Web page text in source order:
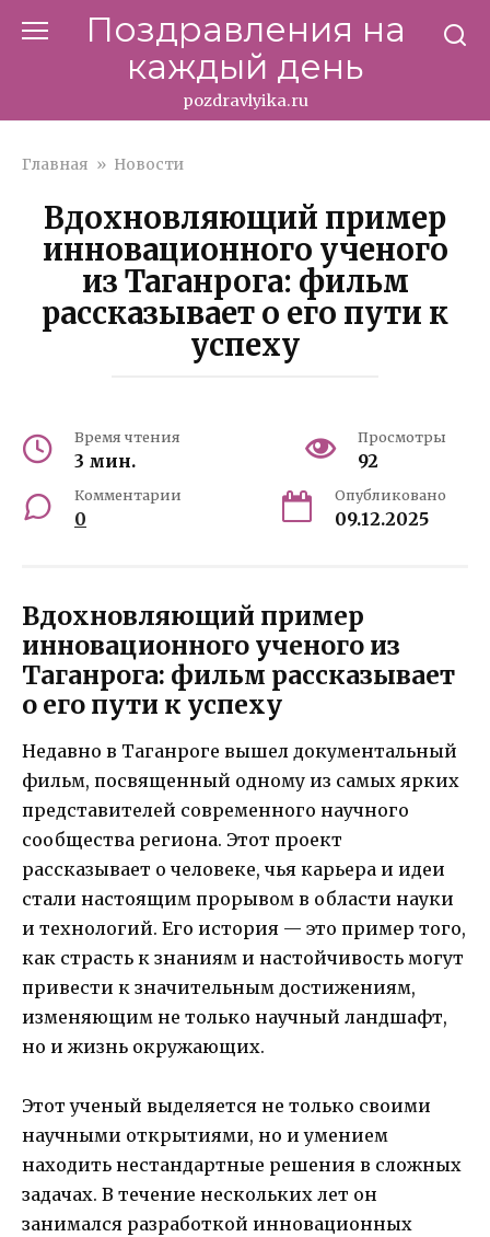
Поздравления на
каждый день
pozdravlyika.ru
Главная » Новости
Вдохновляющий пример
инновационного ученого
из Таганрога: фильм
рассказывает о его пути к
успеху
Время чтения
3 мин.
Просмотры
92
Комментарии
0
Опубликовано
09.12.2025
Вдохновляющий пример
инновационного ученого из
Таганрога: фильм рассказывает
о его пути к успеху
Недавно в Таганроге вышел документальный
фильм, посвященный одному из самых ярких
представителей современного научного
сообщества региона. Этот проект
рассказывает о человеке, чья карьера и идеи
стали настоящим прорывом в области науки
и технологий. Его история — это пример того,
как страсть к знаниям и настойчивость могут
привести к значительным достижениям,
изменяющим не только научный ландшафт,
но и жизнь окружающих.
Этот ученый выделяется не только своими
научными открытиями, но и умением
находить нестандартные решения в сложных
задачах. В течение нескольких лет он
занимался разработкой инновационных